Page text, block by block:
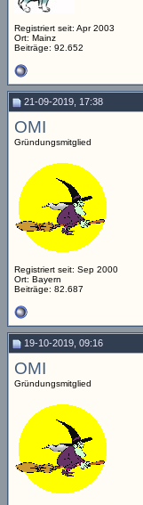
Registriert seit: Apr 2003
Ort: Mainz
Beiträge: 92.652
21-09-2019, 17:38
OMI
Gründungsmitglied
Registriert seit: Sep 2000
Ort: Bayern
Beiträge: 82.687
19-10-2019, 09:16
OMI
Gründungsmitglied